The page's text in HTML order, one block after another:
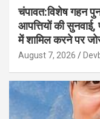
चंपावत:विशेष गहन
आपत्तियों की सुनवाई,
में शामिल करने पर
August 7, 2026